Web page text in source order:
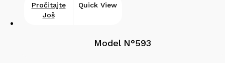
Pročitajte
Još
Quick View
Model N°593